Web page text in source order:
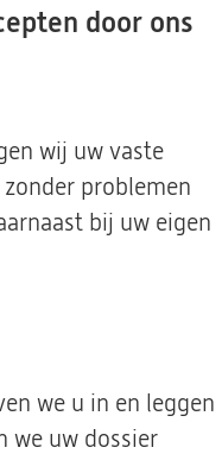
door ons
wij uw vaste
problemen
bij uw eigen
we u in en leggen
we uw dossier